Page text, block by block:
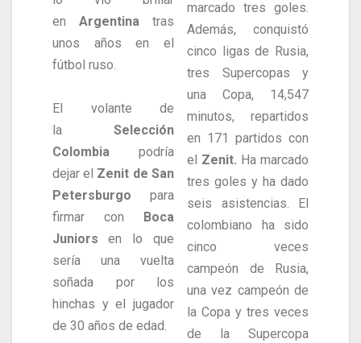
en Argentina tras
unos años en el
fútbol ruso.
El volante de
la Selección
Colombia podría
dejar el Zenit de San
Petersburgo para
firmar con Boca
Juniors en lo que
sería una vuelta
soñada por los
hinchas y el jugador
de 30 años de edad.
marcado tres goles.
Además, conquistó
cinco ligas de Rusia,
tres Supercopas y
una Copa, 14,547
minutos, repartidos
en 171 partidos con
el Zenit. Ha marcado
tres goles y ha dado
seis asistencias. El
colombiano ha sido
cinco veces
campeón de Rusia,
una vez campeón de
la Copa y tres veces
de la Supercopa